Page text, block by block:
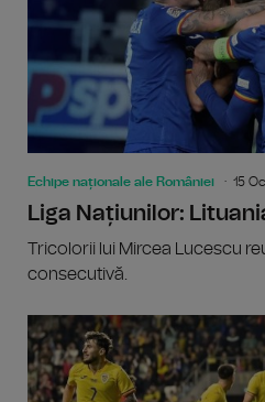
Echipe naționale ale României 15
Liga Națiunilor:
Tricolorii lui Mircea Lucescu
consecutivă.